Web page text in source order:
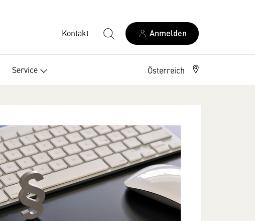
Kontakt Anmelden
Service Österreich